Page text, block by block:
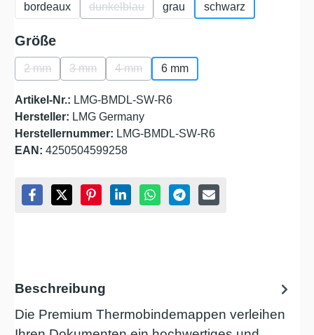
bordeaux dunkelblau
(Diese Option ist zurzeit nicht verfügbar.)
grau schwarz
Größeauswählen
2 mm
(Diese Option ist zurzeit nicht verfügbar.)
3 mm
(Diese Option ist zurzeit nicht verfügbar.)
4 mm
(Diese Option ist zurzeit nicht verfügbar.)
6 mm
Artikel-Nr.: LMG-BMDL-SW-R6
Hersteller: LMG Germany
Herstellernummer: LMG-BMDL-SW-R6
EAN: 4250504599258
Beschreibung
Die Premium Thermobindemappen verleihen